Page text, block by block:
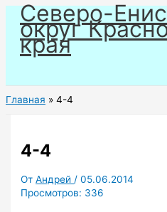
Перейти
содержимому
Северо-
округ
края
Главная 4-4
4-4
ОтАндрей /05.06.2014
Просмотров: 336